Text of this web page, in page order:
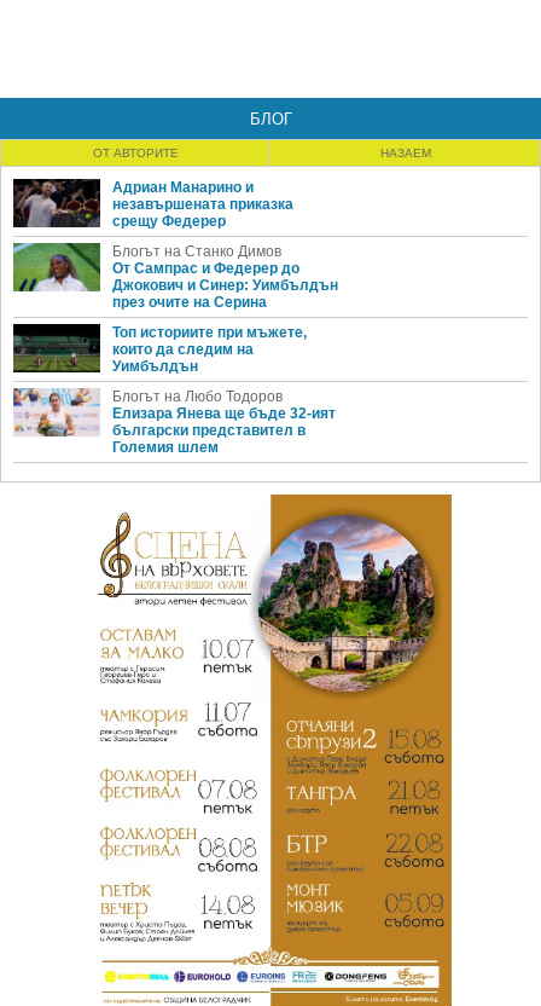
БЛОГ
ОТ АВТОРИТЕ НАЗАЕМ
Адриан Манарино и
незавършената приказка
срещу Федерер
Блогът на Станко Димов
От Сампрас и Федерер до
Джокович и Синер: Уимбълдън
през очите на Серина
Топ историите при мъжете,
които да следим на
Уимбълдън
Блогът на Любо Тодоров
Елизара Янева ще бъде 32-ият
български представител в
Големия шлем